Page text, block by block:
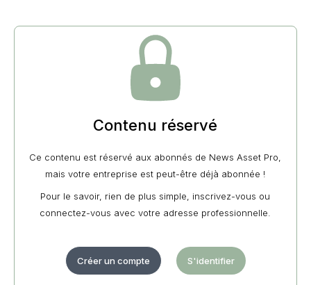
Contenu réservé
Ce contenu est réservé aux abonnés de News Asset Pro,
mais votre entreprise est peut-être déjà abonnée !
Pour le savoir, rien de plus simple, inscrivez-vous ou
connectez-vous avec votre adresse professionnelle.
Créer un compte S'identifier